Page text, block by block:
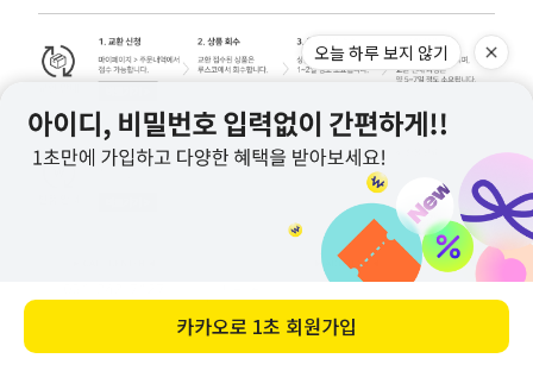
오늘 하루 보지 않기
카카오로 1초 회원가입